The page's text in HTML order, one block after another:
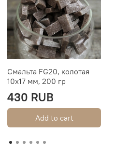
Смальта FG20, колотая
10х17 мм, 200 гр
430 RUB
Add to cart